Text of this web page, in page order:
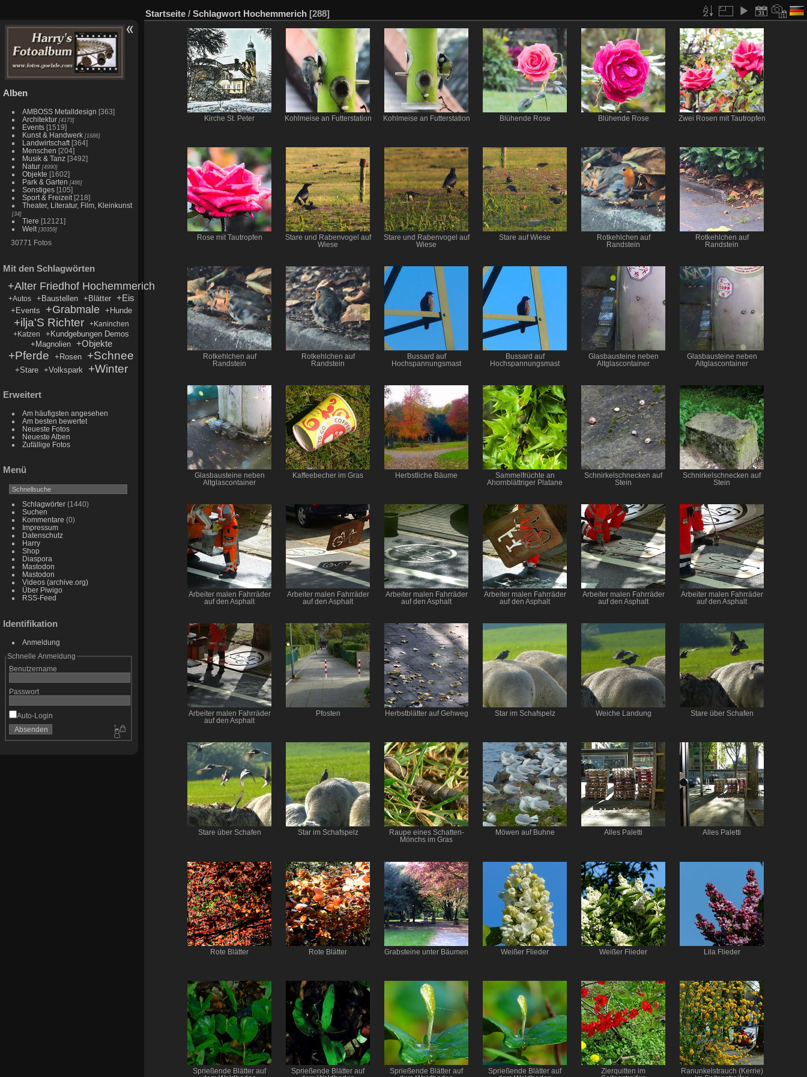
Alben
AMBOSS Metalldesign [363]
Architektur [4173]
Events [1519]
Kunst & Handwerk [1686]
Landwirtschaft [364]
Menschen [204]
Musik & Tanz [3492]
Natur [4990]
Objekte [1602]
Park & Garten [486]
Sonstiges [105]
Sport & Freizeit [218]
Theater, Literatur, Film, Kleinkunst
[34]
Tiere [12121]
Welt [30359]
30771 Fotos
Mit den Schlagwörten
+Alter Friedhof Hochemmerich
+Autos +Baustellen +Blätter +Eis
+Events +Grabmale +Hunde
+ilja'S Richter
+Kaninchen
+Katzen
+Kundgebungen Demos
+Magnolien
+Objekte
+Pferde +Rosen +Schnee
+Stare +Volkspark +Winter
Erweitert
Am häufigsten angesehen
Am besten bewertet
Neueste Fotos
Neueste Alben
Zufällige Fotos
Menü
Schlagwörter(1440)
Suchen
Kommentare (0)
Impressum
Datenschutz
Harry
Shop
Diaspora
Mastodon
Mastodon
Videos (archive.org)
Über Piwigo
RSS-Feed
Identifikation
Anmeldung
Schnelle Anmeldung
Benutzername
Passwort
Auto-Login
Startseite / Schlagwort Hochemmerich [288]
Kirche St. Peter Kohlmeise an Futterstation Kohlmeise an Futterstation Blühende Rose Blühende Rose Zwei Rosen mit Tautropfen
Rose mit Tautropfen
Stare und Rabenvogel auf
Wiese
Stare und Rabenvogel auf
Wiese
Stare auf Wiese
Rotkehlchen auf
Randstein
Rotkehlchen auf
Randstein
Rotkehlchen auf
Randstein
Rotkehlchen auf
Randstein
Bussard auf
Hochspannungsmast
Bussard auf
Hochspannungsmast
Glasbausteine neben
Altglascontainer
Glasbausteine neben
Altglascontainer
Glasbausteine neben
Altglascontainer
Kaffeebecher im Gras Herbstliche Bäume
Sammelfrüchte an
Ahornblättriger Platane
Schnirkelschnecken auf
Stein
Schnirkelschnecken auf
Stein
Arbeiter malen Fahrräder
auf den Asphalt
Arbeiter malen Fahrräder
auf den Asphalt
Arbeiter malen Fahrräder
auf den Asphalt
Arbeiter malen Fahrräder
auf den Asphalt
Arbeiter malen Fahrräder
auf den Asphalt
Arbeiter malen Fahrräder
auf den Asphalt
Arbeiter malen Fahrräder
auf den Asphalt
Pfosten Herbstblätter auf Gehweg Star im Schafspelz Weiche Landung Stare über Schafen
Stare über Schafen Star im Schafspelz
Raupe eines Schatten-
Mönchs im Gras
Möwen auf Buhne Alles Paletti Alles Paletti
Rote Blätter Rote Blätter Grabsteine unter Bäumen Weißer Flieder Weißer Flieder Lila Flieder
Sprießende Blätter auf
Sprießende Blätter auf
Sprießende Blätter auf
Sprießende Blätter auf
Zierquitten im
Ranunkelstrauch (Kerrie)